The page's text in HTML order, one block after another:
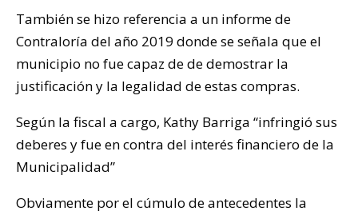
También se hizo referencia a un informe de
Contraloría del año 2019 donde se señala que el
municipio no fue capaz de de demostrar la
justificación y la legalidad de estas compras.
Según la fiscal a cargo, Kathy Barriga “infringió sus
deberes y fue en contra del interés financiero de la
Municipalidad”
Obviamente por el cúmulo de antecedentes la